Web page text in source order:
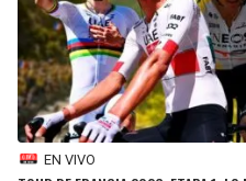
EN VIVO